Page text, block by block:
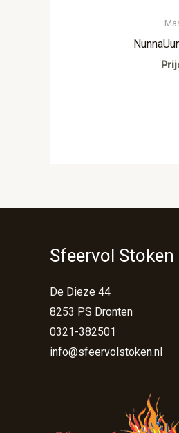
Sfeervol Stoken
De Dieze 44
8253 PS Dronten
0321-382501
info@sfeervolstoken.nl